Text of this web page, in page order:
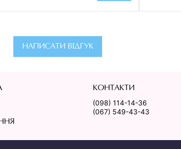
НАПИСАТИ ВІДГУК
КОНТАКТИ
(098) 114-14-36
(067) 549-43-43